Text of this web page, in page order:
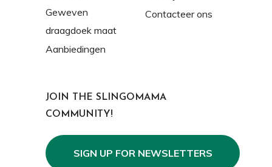
Geweven
draagdoek maat
Aanbiedingen
Contacteer ons
JOIN THE SLINGOMAMA
COMMUNITY!
SIGN UP FOR NEWSLETTERS